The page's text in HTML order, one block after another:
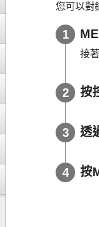
您可以對
接
按
透
按